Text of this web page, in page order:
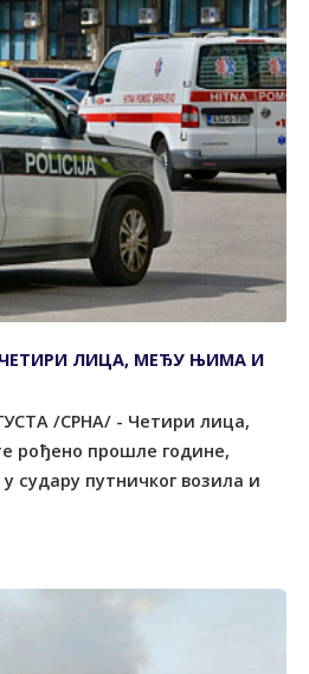
ЛИЦА, МЕЂУ ЊИМА И
/СРНА/ - Четири лица,
рођено прошле године,
судару путничког возила и